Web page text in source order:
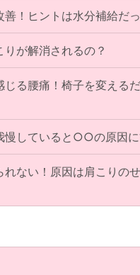
善！ヒントは水分補給だ
が解消されるの？
じる腰痛！椅子を変える
慢していると○○の原因に
れない！原因は肩こりの